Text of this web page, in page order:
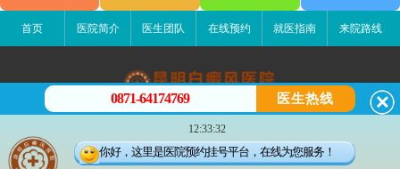
首页 医院简介 医生团队 在线预约 就医指南 来院路线
昆明白癜风医院
昆明市五华区护国路2号
版权所有：昆明白癜风医院
0871-64174769 医生热线
12:33:32
你好，这里是医院预约挂号平台，在线为您服务！